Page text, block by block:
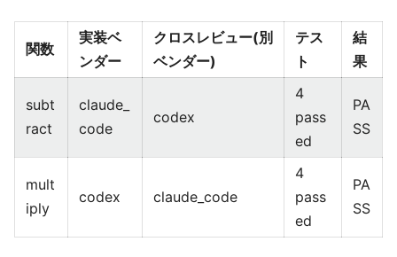
関数
実装ベ
ンダー
クロスレビュー(別
ベンダー)
テス
ト
結
果
subt
ract
claude_
code
codex
4
pass
ed
PA
SS
mult
iply
codex claude_code
4
pass
ed
PA
SS